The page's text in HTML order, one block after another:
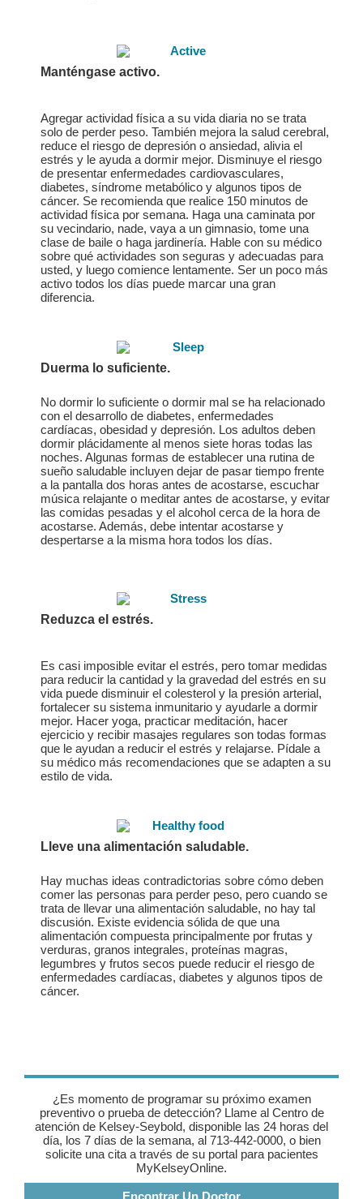
Manténgase activo.
Agregar actividad física a su vida diaria no se trata
solo de perder peso. También mejora la salud cerebral,
reduce el riesgo de depresión o ansiedad, alivia el
estrés y le ayuda a dormir mejor. Disminuye el riesgo
de presentar enfermedades cardiovasculares,
diabetes, síndrome metabólico y algunos tipos de
cáncer. Se recomienda que realice 150 minutos de
actividad física por semana. Haga una caminata por
su vecindario, nade, vaya a un gimnasio, tome una
clase de baile o haga jardinería. Hable con su médico
sobre qué actividades son seguras y adecuadas para
usted, y luego comience lentamente. Ser un poco más
activo todos los días puede marcar una gran
diferencia.
Duerma lo suficiente.
No dormir lo suficiente o dormir mal se ha relacionado
con el desarrollo de diabetes, enfermedades
cardíacas, obesidad y depresión. Los adultos deben
dormir plácidamente al menos siete horas todas las
noches. Algunas formas de establecer una rutina de
sueño saludable incluyen dejar de pasar tiempo frente
a la pantalla dos horas antes de acostarse, escuchar
música relajante o meditar antes de acostarse, y evitar
las comidas pesadas y el alcohol cerca de la hora de
acostarse. Además, debe intentar acostarse y
despertarse a la misma hora todos los días.
Reduzca el estrés.
Es casi imposible evitar el estrés, pero tomar medidas
para reducir la cantidad y la gravedad del estrés en su
vida puede disminuir el colesterol y la presión arterial,
fortalecer su sistema inmunitario y ayudarle a dormir
mejor. Hacer yoga, practicar meditación, hacer
ejercicio y recibir masajes regulares son todas formas
que le ayudan a reducir el estrés y relajarse. Pídale a
su médico más recomendaciones que se adapten a su
estilo de vida.
Lleve una alimentación saludable.
Hay muchas ideas contradictorias sobre cómo deben
comer las personas para perder peso, pero cuando se
trata de llevar una alimentación saludable, no hay tal
discusión. Existe evidencia sólida de que una
alimentación compuesta principalmente por frutas y
verduras, granos integrales, proteínas magras,
legumbres y frutos secos puede reducir el riesgo de
enfermedades cardíacas, diabetes y algunos tipos de
cáncer.
¿Es momento de programar su próximo examen
preventivo o prueba de detección? Llame al Centro de
atención de Kelsey-Seybold, disponible las 24 horas del
día, los 7 días de la semana, al 713-442-0000, o bien
solicite una cita a través de su portal para pacientes
MyKelseyOnline.
Encontrar Un Doctor